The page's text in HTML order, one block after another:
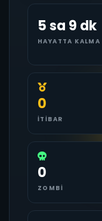
5 sa 9 dk
HAYATTA KALMA
0
İTIBAR
0
ZOMBI